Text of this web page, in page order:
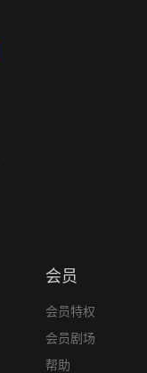
会员
会员特权
会员剧场
帮助